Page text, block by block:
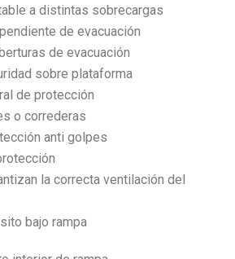
a distintas sobrecargas
de evacuación
de evacuación
sobre plataforma
de protección
o correderas
anti golpes
la correcta ventilación del
bajo rampa